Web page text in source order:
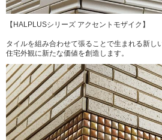
【HALPLUSシリーズ アクセントモザイク】
タイルを組み合わせて張ることで生まれる新し
住宅外観に新たな価値を創造します。